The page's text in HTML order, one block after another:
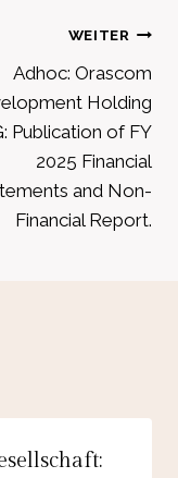
WEITER
Adhoc: Orascom
Holding
Publication of FY
2025 Financial
and Non-
Financial Report.